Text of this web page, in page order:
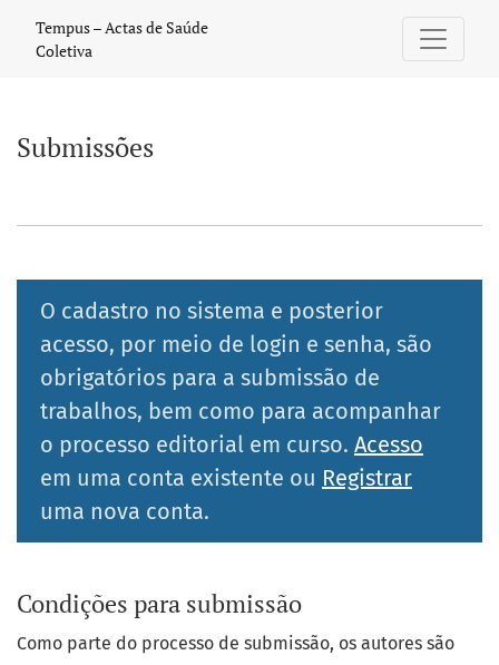
Tempus – Actas de Saúde
Coletiva
Submissões
O cadastro no sistema e posterior
acesso, por meio de login e senha, são
obrigatórios para a submissão de
trabalhos, bem como para acompanhar
o processo editorial em curso. Acesso
em uma conta existente ou Registrar
uma nova conta.
Condições para submissão
Como parte do processo de submissão, os autores são